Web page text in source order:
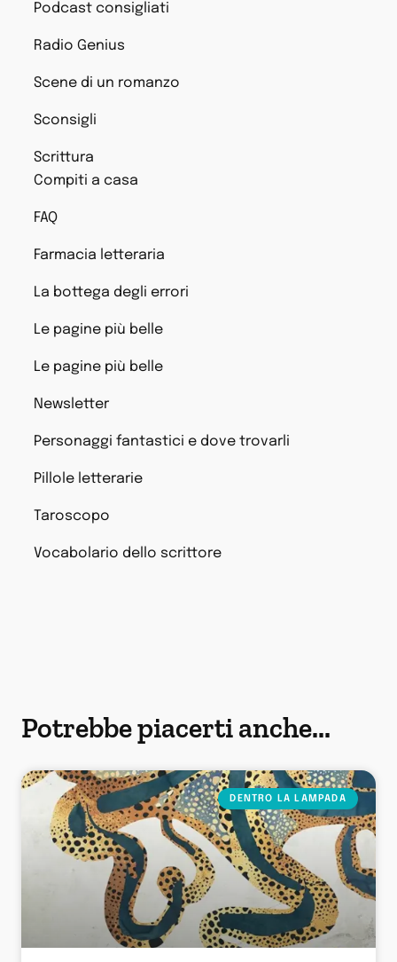
Podcast consigliati
Radio Genius
Scene di un romanzo
Sconsigli
Scrittura
Compiti a casa
FAQ
Farmacia letteraria
La bottega degli errori
Le pagine più belle
Le pagine più belle
Newsletter
Personaggi fantastici e dove trovarli
Pillole letterarie
Taroscopo
Vocabolario dello scrittore
Potrebbe piacerti anche...
DENTRO LA LAMPADA